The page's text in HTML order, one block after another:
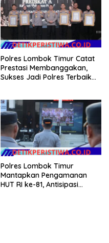
Polres Lombok Timur Catat
Prestasi Membanggakan,
Sukses Jadi Polres Terbaik
Polres Lombok Timur
Mantapkan Pengamanan
HUT RI ke-81, Antisipasi